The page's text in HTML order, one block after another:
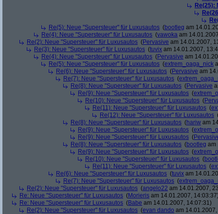
Re(25):
Re(5): Neue "Supersteuer" für Luxusautos (bootleg am
Re(4): Neue "Supersteuer" für Luxusautos (vawoka am
Re(2): Neue "Supersteuer" für Luxusautos (Pervasive am 14.01.2007,
Re(3): Neue "Supersteuer" für Luxusautos (tuvix am 14.01.2007,
Re(4): Neue "Supersteuer" für Luxusautos (Pervasive am
Re(5): Neue "Supersteuer" für Luxusautos (extrem_oaga_nick
Re(6): Neue "Supersteuer" für Luxusautos (Pervasive am
Re(7): Neue "Supersteuer" für Luxusautos (
Re(8): Neue "Supersteuer" für Luxusautos (Pervasive
Re(9): Neue "Supersteuer" für Luxusautos (
Re(10): Neue "Supersteuer" für Luxusautos (
Re(11): Neue "Supersteuer" für Luxusautos (
Re(12): Neue "Supersteuer" für Luxusautos
Re(8): Neue "Supersteuer" für Luxusautos (hariw am
Re(9): Neue "Supersteuer" für Luxusautos (
Re(9): Neue "Supersteuer" für Luxusautos (
Re(8): Neue "Supersteuer" für Luxusautos (bootleg am
Re(9): Neue "Supersteuer" für Luxusautos (
Re(10): Neue "Supersteuer" für Luxusautos (
Re(11): Neue "Supersteuer" für Luxusautos (
Re(6): Neue "Supersteuer" für Luxusautos (tuvix am
Re(7): Neue "Supersteuer" für Luxusautos (
Re(2): Neue "Supersteuer" für Luxusautos (angelo22 am 14.01.2007,
Re: Neue "Supersteuer" für Luxusautos (Morieris am 14.01.2007,
Re: Neue "Supersteuer" für Luxusautos (Babe am 14.01.2007, 14:07:31)
Re(2): Neue "Supersteuer" für Luxusautos (evan dando am